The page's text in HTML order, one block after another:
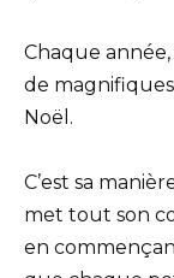
Chaque
de
Noël.
C’est sa
met tout son
en